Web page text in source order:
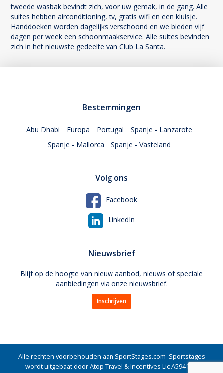
tweede wasbak bevindt zich, voor uw gemak, in de gang. Alle
suites hebben airconditioning, tv, gratis wifi en een kluisje.
Handdoeken worden dagelijks verschoond en we bieden vijf
dagen per week een schoonmaakservice. Alle suites bevinden
zich in het nieuwste gedeelte van Club La Santa.
Bestemmingen
Abu Dhabi Europa Portugal
Spanje - Lanzarote
Spanje - Mallorca
Spanje - Vasteland
Volg ons
Facebook
LinkedIn
Nieuwsbrief
Blijf op de hoogte van nieuw aanbod, nieuws of speciale
aanbiedingen via onze nieuwsbrief.
Inschrijven
Alle rechten voorbehouden aan SportStages.com Sportstages
wordt uitgebaat door Atop Travel & Incentives Lic A5941 BE